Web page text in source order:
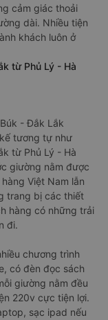
cảm giác thoải
dài. Nhiều tiện
khách luôn ở
từ Phủ Lý - Hà
- Đắk Lắk
tương tự như
từ Phủ Lý - Hà
giường nằm được
Việt Nam lẫn
trang bị các thiết
hàng có những trải
đi.
chương trình
có đèn đọc sách
giường nằm đều
220v cực tiện lợi.
sạc ipad nếu